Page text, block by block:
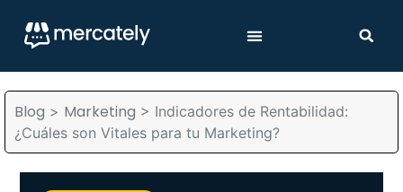
Blog > Marketing > Indicadores de Rentabilidad:
¿Cuáles son Vitales para tu Marketing?